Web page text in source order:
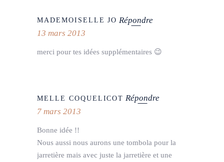
MADEMOISELLE JO Répondre
13 mars 2013
merci pour tes idées supplémentaires 😉
MELLE COQUELICOT Répondre
7 mars 2013
Bonne idée !!
Nous aussi nous aurons une tombola pour la
jarretière mais avec juste la jarretière et une